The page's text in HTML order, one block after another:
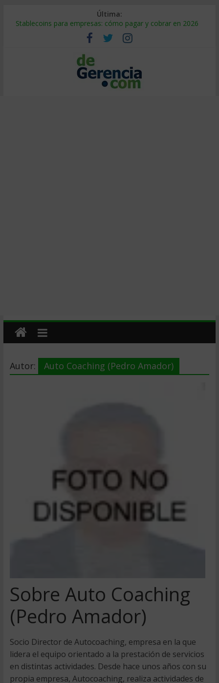
Última:
Stablecoins para empresas: cómo pagar y cobrar en 2026
Despido silencioso: qué es y por qué sale tan caro
IA en selección de personal: cómo auditarla a tiempo
Trabajo forzoso en la cadena de suministro: qué hacer
Mercado hispano de EE. UU.: cómo segmentarlo y venderle
Autor: Auto Coaching (Pedro Amador)
Sobre Auto Coaching
(Pedro Amador)
Socio Director de Autocoaching, empresa en la que
lidera el equipo orientado a la prestación de servicios
en distintas actividades. Desde hace unos años con su
propia empresa, Autocoaching, realiza actividades de